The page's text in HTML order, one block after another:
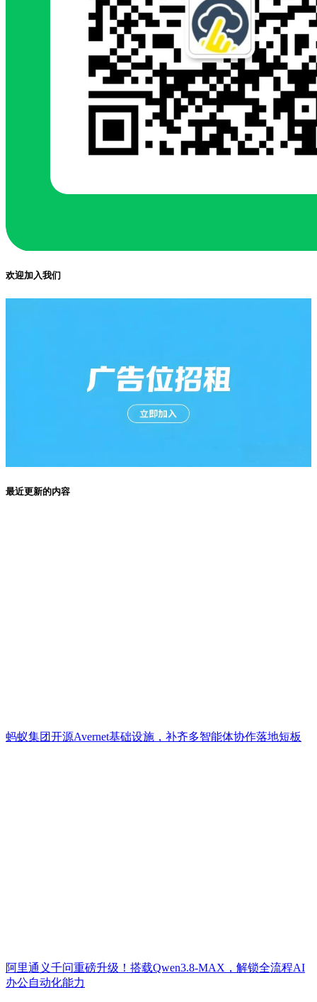
欢迎加入我们
最近更新的内容
蚂蚁集团开源Avernet基础设施，补齐多智能体协作落地短板
阿里通义千问重磅升级！搭载Qwen3.8-MAX，解锁全流程AI
办公自动化能力